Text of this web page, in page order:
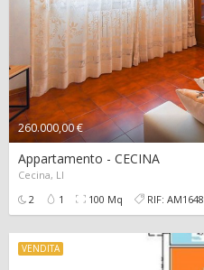
260.000,00 €
Appartamento - CECINA
Cecina, LI
2
1 100 Mq RIF: AM1648
VENDITA